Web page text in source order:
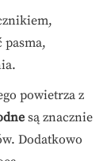
pasma,
powietrza z
są znacznie
Dodatkowo